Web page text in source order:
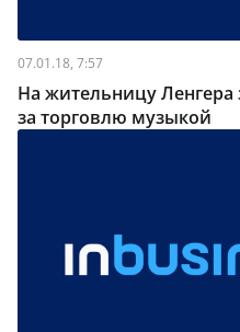
07.01.18, 7:57
На жительницу Ленгера
за торговлю музыкой